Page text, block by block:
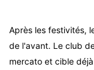
Après les festivités,
de l'avant. Le club
mercato et cible